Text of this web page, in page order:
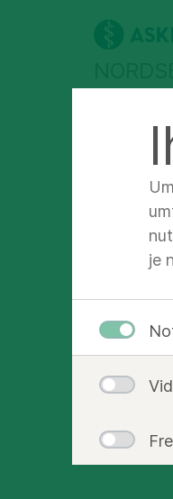
Experten &
Profil
je